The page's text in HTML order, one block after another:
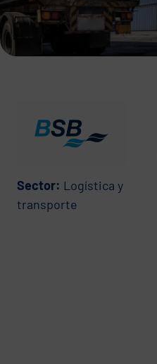
Sector: Logística y
transporte